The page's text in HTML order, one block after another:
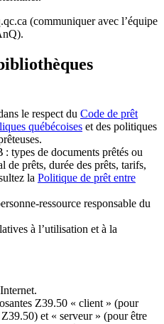
(communiquer avec l’équipe
.
le respect du Code de prêt
québécoises et des politiques
: types de documents prêtés ou
de prêts, durée des prêts, tarifs,
la Politique de prêt entre
ressource responsable du
à l’utilisation et à la
Z39.50 « client » (pour
et « serveur » (pour être